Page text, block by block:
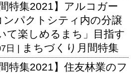
特集2021】アルコガー
ンパクトシティ内の分譲
て楽しめるまち」目指す
日 | まちづくり月間特集
特集2021】住友林業のフ